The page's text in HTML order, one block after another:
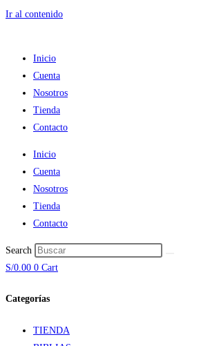
Ir al contenido
Inicio
Cuenta
Nosotros
Tienda
Contacto
Inicio
Cuenta
Nosotros
Tienda
Contacto
Search
S/0.00 0 Cart
Categorías
TIENDA